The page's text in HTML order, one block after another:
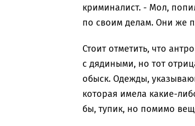
криминалист. - Мол,
по своим делам. Они же
Стоит отметить, что
с дядиными, но тот
обыск. Одежды,
которая имела какие-
бы, тупик, но помимо